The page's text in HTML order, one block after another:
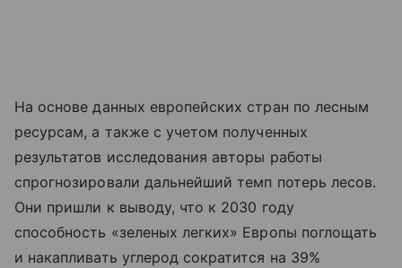
На основе данных европейских стран по лесным
ресурсам, а также с учетом полученных
результатов исследования авторы работы
спрогнозировали дальнейший темп потерь лесов.
Они пришли к выводу, что к 2030 году
способность «зеленых легких» Европы поглощать
и накапливать углерод сократится на 39%